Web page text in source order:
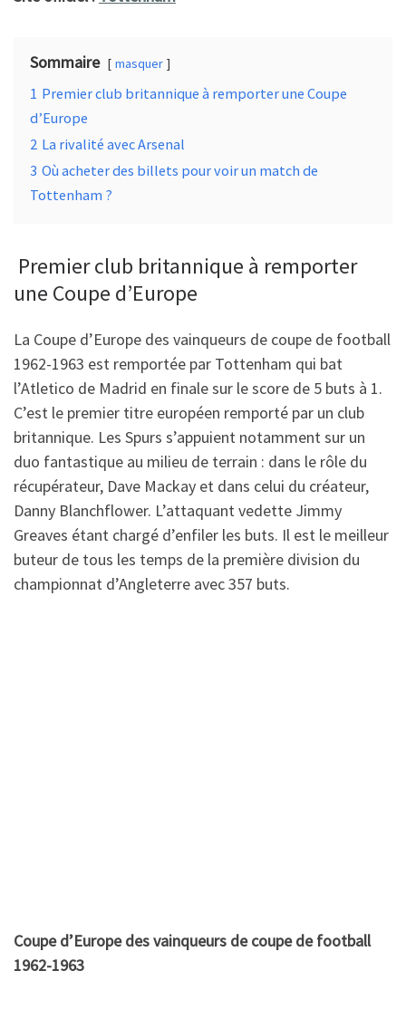
Sommaire masquer
1 Premier club britannique à remporter une Coupe
d’Europe
2 La rivalité avec Arsenal
3 Où acheter des billets pour voir un match de
Tottenham ?
Premier club britannique à remporter
une Coupe d’Europe
La Coupe d’Europe des vainqueurs de coupe de football
1962-1963 est remportée par Tottenham qui bat
l’Atletico de Madrid en finale sur le score de 5 buts à 1.
C’est le premier titre européen remporté par un club
britannique. Les Spurs s’appuient notamment sur un
duo fantastique au milieu de terrain : dans le rôle du
récupérateur, Dave Mackay et dans celui du créateur,
Danny Blanchflower. L’attaquant vedette Jimmy
Greaves étant chargé d’enfiler les buts. Il est le meilleur
buteur de tous les temps de la première division du
championnat d’Angleterre avec 357 buts.
Coupe d’Europe des vainqueurs de coupe de football
1962-1963